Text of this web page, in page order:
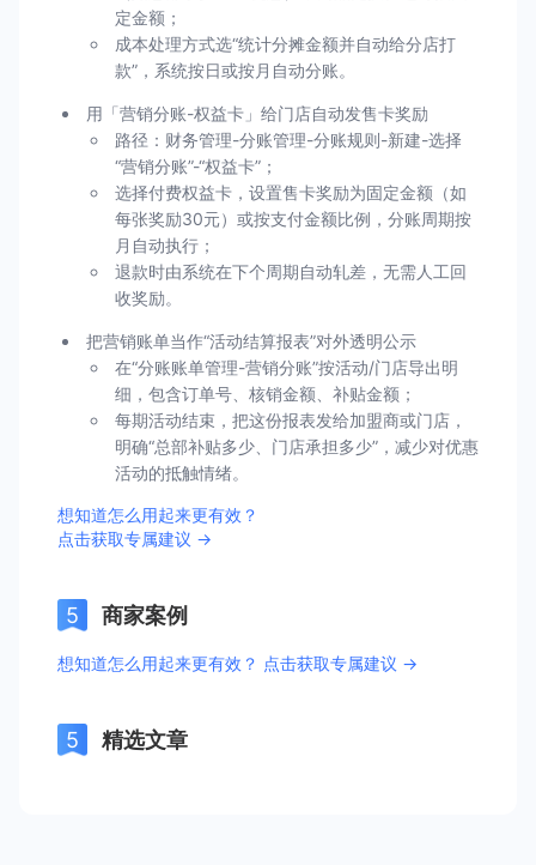
定金额；
成本处理方式选“统计分摊金额并自动给分店打
款”，系统按日或按月自动分账。
用「营销分账-权益卡」给门店自动发售卡奖励
路径：财务管理-分账管理-分账规则-新建-选择
“营销分账”-“权益卡”；
选择付费权益卡，设置售卡奖励为固定金额（如
每张奖励30元）或按支付金额比例，分账周期按
月自动执行；
退款时由系统在下个周期自动轧差，无需人工回
收奖励。
把营销账单当作“活动结算报表”对外透明公示
在“分账账单管理-营销分账”按活动/门店导出明
细，包含订单号、核销金额、补贴金额；
每期活动结束，把这份报表发给加盟商或门店，
明确“总部补贴多少、门店承担多少”，减少对优惠
活动的抵触情绪。
想知道怎么用起来更有效？
点击获取专属建议 →
商家案例
想知道怎么用起来更有效？ 点击获取专属建议 →
精选文章